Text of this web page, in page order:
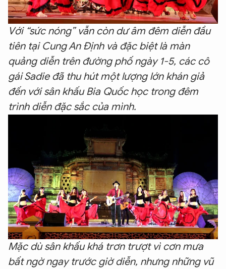
Với “sức nóng” vẫn còn dư âm đêm diễn đầu
tiên tại Cung An Định và đặc biệt là màn
quảng diễn trên đường phố ngày 1-5, các cô
gái Sadie đã thu hút một lượng lớn khán giả
đến với sân khấu Bia Quốc học trong đêm
trình diễn đặc sắc của mình.
Mặc dù sân khấu khá trơn trượt vì cơn mưa
bất ngờ ngay trước giờ diễn, nhưng những vũ